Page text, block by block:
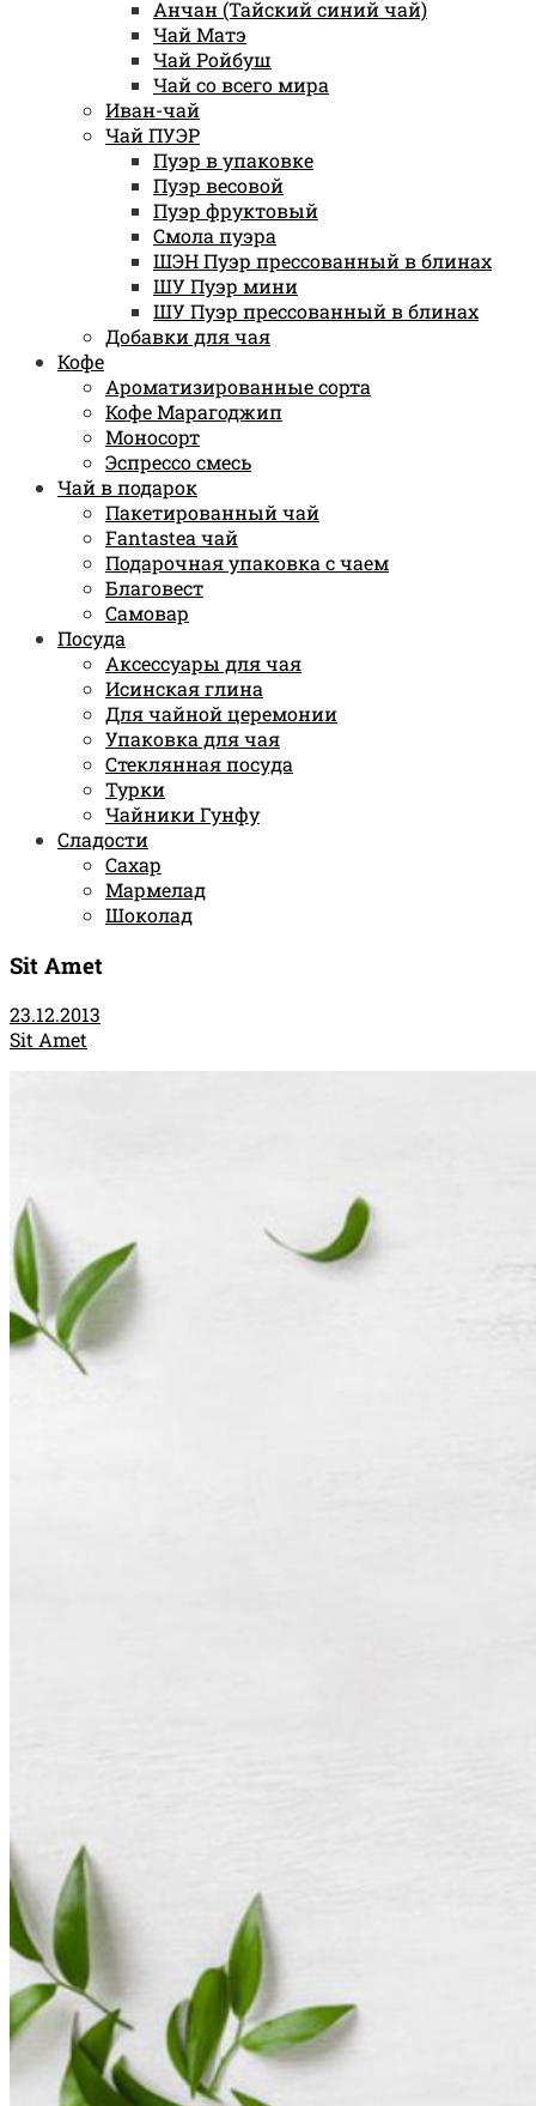
Анчан (Тайский синий чай)
Чай Матэ
Чай Ройбуш
Чай со всего мира
Иван-чай
Чай ПУЭР
Пуэр в упаковке
Пуэр весовой
Пуэр фруктовый
Смола пуэра
ШЭН Пуэр прессованный в блинах
ШУ Пуэр мини
ШУ Пуэр прессованный в блинах
Добавки для чая
Кофе
Ароматизированные сорта
Кофе Марагоджип
Моносорт
Эспрессо смесь
Чай в подарок
Пакетированный чай
Fantastea чай
Подарочная упаковка с чаем
Благовест
Самовар
Посуда
Аксессуары для чая
Исинская глина
Для чайной церемонии
Упаковка для чая
Стеклянная посуда
Турки
Чайники Гунфу
Сладости
Сахар
Мармелад
Шоколад
Sit Amet
23.12.2013
Sit Amet